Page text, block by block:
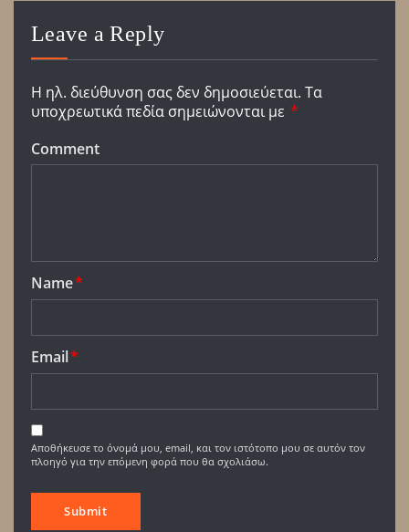
Leave a Reply
Η ηλ. διεύθυνση σας δεν δημοσιεύεται. Τα
υποχρεωτικά πεδία σημειώνονται με *
Comment
Name*
Email*
Αποθήκευσε το όνομά μου, email, και τον ιστότοπο μου σε αυτόν τον
πλοηγό για την επόμενη φορά που θα σχολιάσω.